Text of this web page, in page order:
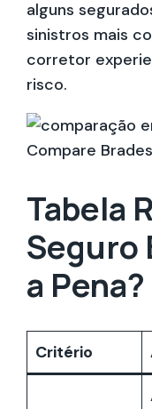
alguns
sinistros mais
corretor
risco.
Compare
Tabela
Seguro
a Pena?
Critério